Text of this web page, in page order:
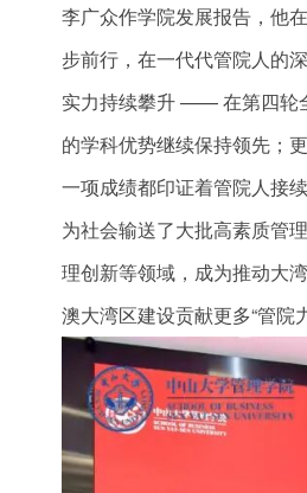
李广众作学院发展报告，他
步前行，在一代代管院人的
实力持续攀升 —— 在第四轮
的学科优势继续保持领先；
一项成绩都印证着管院人接
为社会输送了大批高素质管
理创新等领域，成为推动大
澳大湾区建设贡献更多“管院力